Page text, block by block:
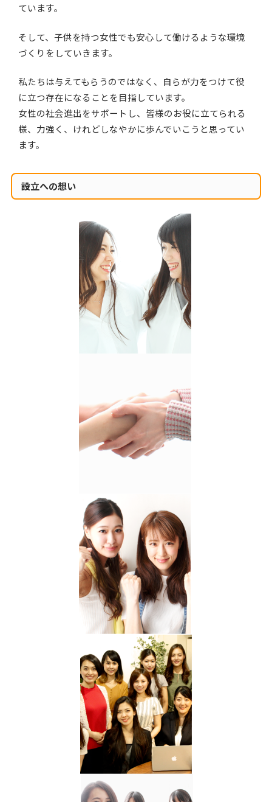
ています。
そして、子供を持つ女性でも安心して働けるような環境
づくりをしていきます。
私たちは与えてもらうのではなく、自らが力をつけて役
に立つ存在になることを目指しています。
女性の社会進出をサポートし、皆様のお役に立てられる
様、力強く、けれどしなやかに歩んでいこうと思ってい
ます。
設立への想い